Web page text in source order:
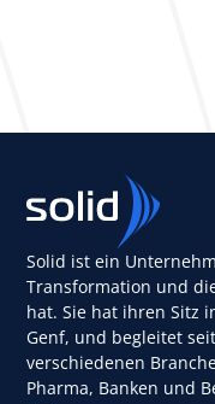
Solid ist ein
Transformation und
hat. Sie hat ihren Sitz
Genf, und begleitet
verschiedenen
Pharma, Banken und